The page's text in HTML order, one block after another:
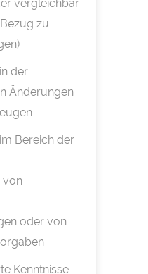
vergleichbar
zu
der
Änderungen
Bereich der
von
oder von
Kenntnisse